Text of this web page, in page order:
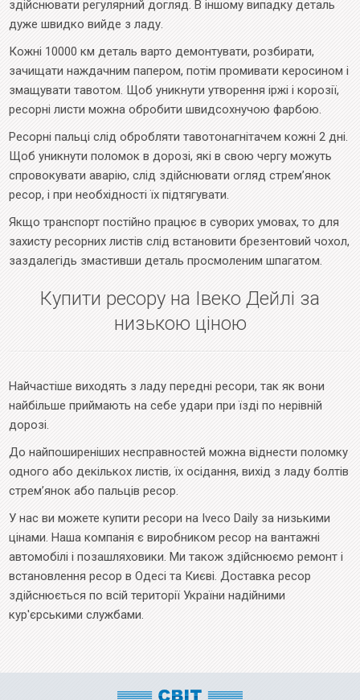
здійснювати регулярний догляд. В іншому випадку деталь
дуже швидко вийде з ладу.
Кожні 10000 км деталь варто демонтувати, розбирати,
зачищати наждачним папером, потім промивати керосином і
змащувати тавотом. Щоб уникнути утворення іржі і корозії,
ресорні листи можна обробити швидсохнучою фарбою.
Ресорні пальці слід обробляти тавотонагнітачем кожні 2 дні.
Щоб уникнути поломок в дорозі, які в свою чергу можуть
спровокувати аварію, слід здійснювати огляд стрем’янок
ресор, і при необхідності їх підтягувати.
Якщо транспорт постійно працює в суворих умовах, то для
захисту ресорних листів слід встановити брезентовий чохол,
заздалегідь змастивши деталь просмоленим шпагатом.
Купити ресору на Івеко Дейлі за
низькою ціною
Найчастіше виходять з ладу передні ресори, так як вони
найбільше приймають на себе удари при їзді по нерівній
дорозі.
До найпоширеніших несправностей можна віднести поломку
одного або декількох листів, їх осідання, вихід з ладу болтів
стрем’янок або пальців ресор.
У нас ви можете купити ресори на Iveco Daily за низькими
цінами. Наша компанія є виробником ресор на вантажні
автомобілі і позашляховики. Ми також здійснюємо ремонт і
встановлення ресор в Одесі та Києві. Доставка ресор
здійснюється по всій території України надійними
кур'єрськими службами.